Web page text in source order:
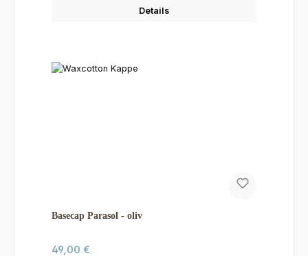
Details
Basecap Parasol - oliv
Regulärer Preis:
49,00 €